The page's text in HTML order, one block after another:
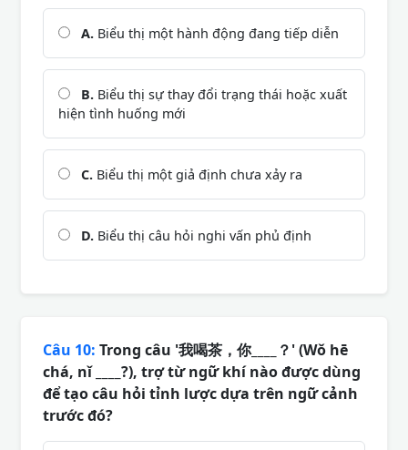
A. Biểu thị một hành động đang tiếp diễn
B. Biểu thị sự thay đổi trạng thái hoặc xuất
hiện tình huống mới
C. Biểu thị một giả định chưa xảy ra
D. Biểu thị câu hỏi nghi vấn phủ định
Câu 10: Trong câu '我喝茶，你____？' (Wǒ hē
chá, nǐ ____?), trợ từ ngữ khí nào được dùng
để tạo câu hỏi tỉnh lược dựa trên ngữ cảnh
trước đó?